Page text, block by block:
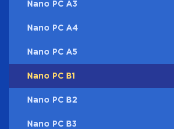
Nano PC A3
Nano PC A4
Nano PC A5
Nano PC B1
Nano PC B2
Nano PC B3